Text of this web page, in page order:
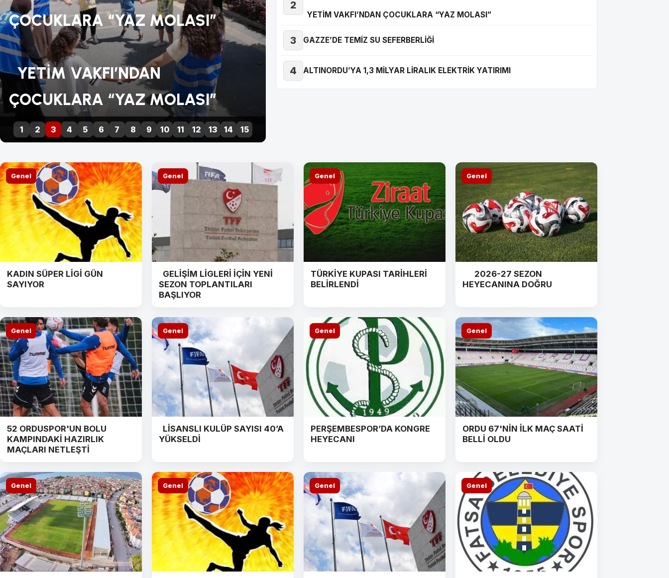
“YAZ
MOLASI”
ÇOCUKLARA “YAZ MOLASI”
YETİM VAKFI’NDAN
ÇOCUKLARA “YAZ MOLASI”
GAZZE’DE TEMİZ SU
1 2 3 4 5 6 7 8 9 10 11 12 13 14 15
2
YETİM VAKFI’NDAN ÇOCUKLARA “YAZ MOLASI”
3 GAZZE’DE TEMİZ SU SEFERBERLİĞİ
4 ALTINORDU’YA 1,3 MİLYAR LİRALIK ELEKTRİK YATIRIMI
Genel
KADIN SÜPER LİGİ GÜN
SAYIYOR
Genel
GELİŞİM LİGLERİ İÇİN YENİ
SEZON TOPLANTILARI
BAŞLIYOR
Genel
TÜRKİYE KUPASI TARİHLERİ
BELİRLENDİ
Genel
2026-27 SEZON
HEYECANINA DOĞRU
Genel
52 ORDUSPOR'UN BOLU
KAMPINDAKİ HAZIRLIK
MAÇLARI NETLEŞTİ
Genel
LİSANSLI KULÜP SAYISI 40’A
YÜKSELDİ
Genel
PERŞEMBESPOR’DA KONGRE
HEYECANI
Genel
ORDU 67'NİN İLK MAÇ SAATİ
BELLİ OLDU
Genel Genel Genel Genel